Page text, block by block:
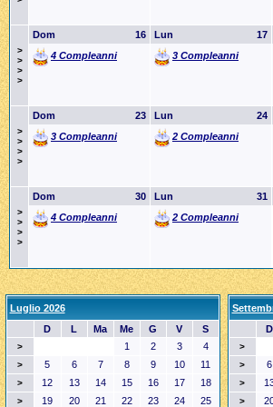
>
>
>
>
16
Dom
4 Compleanni
17
Lun
3 Compleanni
>
>
>
>
23
Dom
3 Compleanni
24
Lun
2 Compleanni
>
>
>
>
30
Dom
4 Compleanni
31
Lun
2 Compleanni
Luglio 2026
D
L Ma Me G V S
> 1 2 3 4
> 5 6 7 8 9 10 11
> 12 13 14 15 16 17 18
> 19 20 21 22 23 24 25
D
>
> 6
>
>